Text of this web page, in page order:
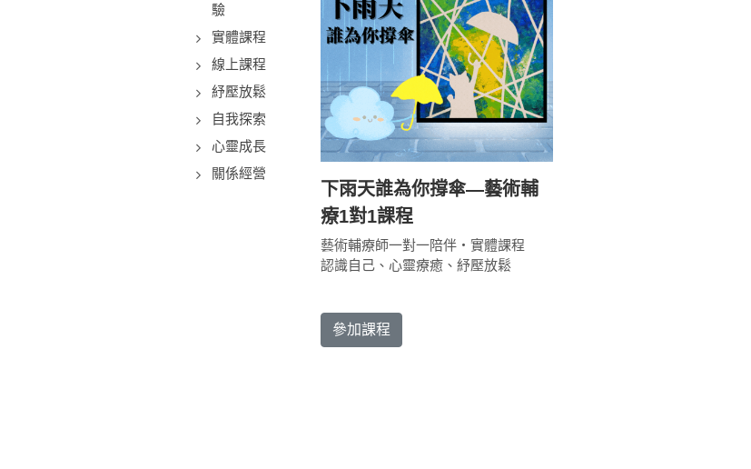
下雨天誰為你撐傘—藝術輔
療1對1課程
藝術輔療師一對一陪伴・實體課程
認識自己、心靈療癒、紓壓放鬆
參加課程
驗
實體課程
線上課程
紓壓放鬆
自我探索
心靈成長
關係經營